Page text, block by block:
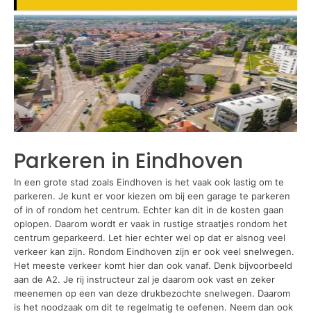
Parkeren in Eindhoven
In een grote stad zoals Eindhoven is het vaak ook lastig om te
parkeren. Je kunt er voor kiezen om bij een garage te parkeren
of in of rondom het centrum. Echter kan dit in de kosten gaan
oplopen. Daarom wordt er vaak in rustige straatjes rondom het
centrum geparkeerd. Let hier echter wel op dat er alsnog veel
verkeer kan zijn. Rondom Eindhoven zijn er ook veel snelwegen.
Het meeste verkeer komt hier dan ook vanaf. Denk bijvoorbeeld
aan de A2. Je rij instructeur zal je daarom ook vast en zeker
meenemen op een van deze drukbezochte snelwegen. Daarom
is het noodzaak om dit te regelmatig te oefenen. Neem dan ook